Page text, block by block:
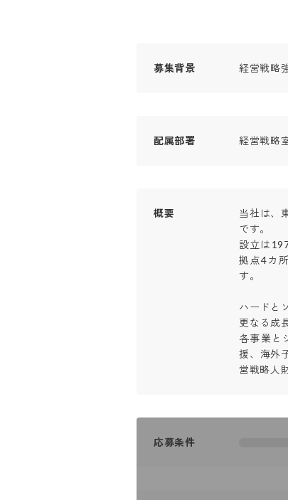
募集背景 経営戦略
配属部署 経営戦略
概要
当社は、
です。
設立は
拠点4カ
す。
ハードと
更なる成
各事業と
援、海外
営戦略人
応募条件